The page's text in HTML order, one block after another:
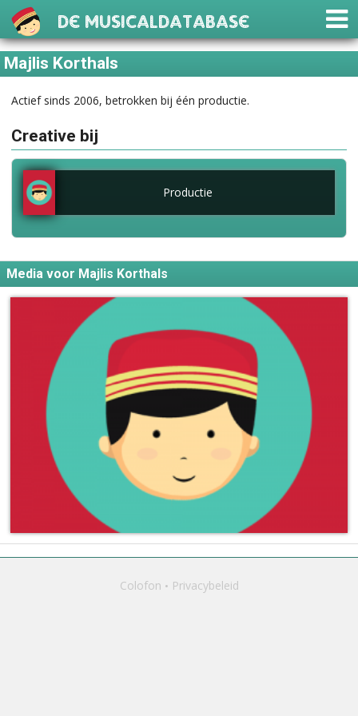
De Musicaldatabase
Majlis Korthals
Actief sinds 2006, betrokken bij één productie.
Creative bij
Productie
Media voor Majlis Korthals
Colofon Privacybeleid